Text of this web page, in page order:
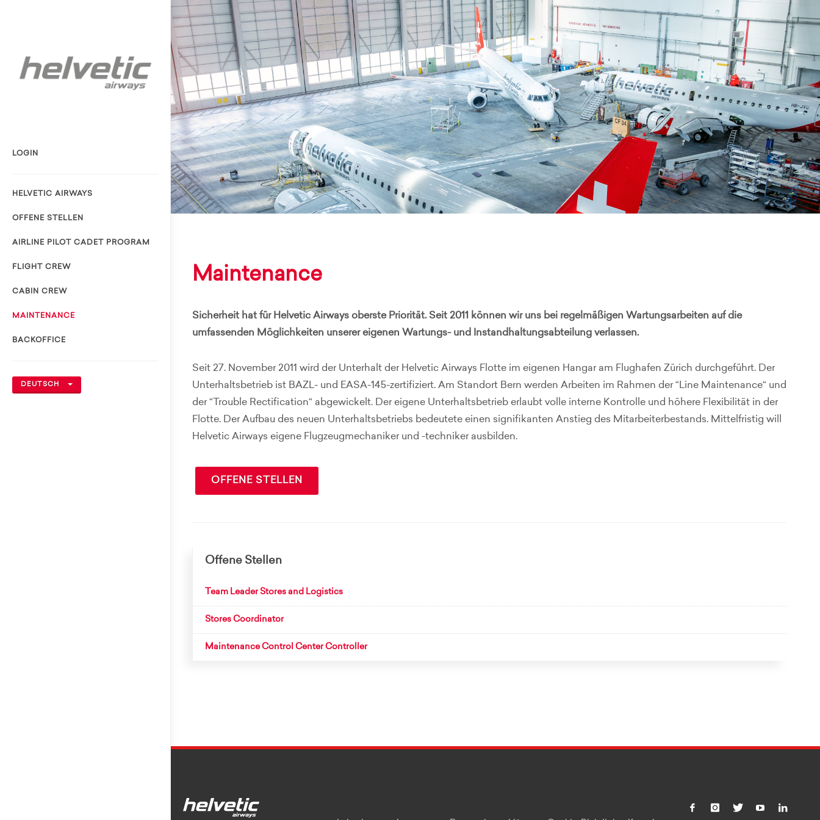
LOGIN
HELVETIC AIRWAYS
OFFENE STELLEN
AIRLINE PILOT CADET PROGRAM
FLIGHT CREW
CABIN CREW
MAINTENANCE
BACKOFFICE
DEUTSCH
Maintenance
Sicherheit hat für Helvetic Airways oberste Priorität. Seit 2011 können wir uns bei regelmäßigen Wartungsarbeiten auf die
umfassenden Möglichkeiten unserer eigenen Wartungs- und Instandhaltungsabteilung verlassen.
Seit 27. November 2011 wird der Unterhalt der Helvetic Airways Flotte im eigenen Hangar am Flughafen Zürich durchgeführt. Der
Unterhaltsbetrieb ist BAZL- und EASA-145-zertifiziert. Am Standort Bern werden Arbeiten im Rahmen der “Line Maintenance“ und
der “Trouble Rectification“ abgewickelt. Der eigene Unterhaltsbetrieb erlaubt volle interne Kontrolle und höhere Flexibilität in der
Flotte. Der Aufbau des neuen Unterhaltsbetriebs bedeutete einen signifikanten Anstieg des Mitarbeiterbestands. Mittelfristig will
Helvetic Airways eigene Flugzeugmechaniker und -techniker ausbilden.
OFFENE STELLEN
Offene Stellen
Team Leader Stores and Logistics
Stores Coordinator
Maintenance Control Center Controller